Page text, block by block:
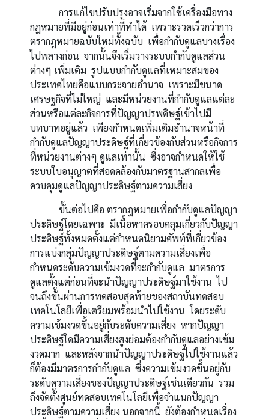
การแก้ไขปรับปรุงอาจเริ่มจากใช้เครื่องมือทาง
กฎหมายที่มีอยู่ก่อนเท่าที่ทำได้ เพราะรวดเร็วกว่าการ
ตรากฎหมายฉบับใหม่ทั้งฉบับ เพื่อกำกับดูแลบางเรื่อง
ไปพลางก่อน จากนั้นจึงเริ่มวางระบบกำกับดูแลส่วน
ต่างๆ เพิ่มเติม รูปแบบกำกับดูแลที่เหมาะสมของ
ประเทศไทยคือแบบกระจายอำนาจ เพราะมีขนาด
เศรษฐกิจที่ไม่ใหญ่ และมีหน่วยงานที่กำกับดูแลแต่ละ
ส่วนหรือแต่ละกิจการที่ปัญญาปรพดิษฐ์เข้าไปมี
บทบาทอยู่แล้ว เพียงกำหนดเพิ่มเติมอำนาจหน้าที่
กำกับดูแลปัญญาประดิษฐ์ที่เกี่ยวข้องกับส่วนหรือกิจการ
ที่หน่วยงานต่างๆ ดูแลเท่านั้น ซึ่งอาจกำหนดให้ใช้
ระบบใบอนุญาตที่สอดคล้องกับมาตรฐานสากลเพื่อ
ควบคุมดูแลปัญญาประดิษฐ์ตามความเสี่ยง
ขั้นต่อไปคือ ตรากฎหมายเพื่อกำกับดูแลปัญญา
ประดิษฐ์โดยเฉพาะ มีเนื้อหาครอบคลุมเกี่ยวกับปัญญา
ประดิษฐ์ทั้งหมดตั้งแต่กำหนดนิยามศัพท์ที่เกี่ยวข้อง
การแบ่งกลุ่มปัญญาประดิษฐ์ตามความเสี่ยงเพื่อ
กำหนดระดับความเข้มงวดที่จะกำกับดูแล มาตรการ
ดูแลตั้งแต่ก่อนที่จะนำปัญญาประดิษฐ์มาใช้งาน ไป
จนถึงขั้นผ่านการทดสอบสุดท้ายของสถาบันทดสอบ
เทคโนโลยีเพื่อเตรียมพร้อมนำไปใช้งาน โดยระดับ
ความเข้มงวดขึ้นอยู่กับระดับความเสี่ยง หากปัญญา
ประดิษฐ์ใดมีความเสี่ยงสูงย่อมต้องกำกับดูแลอย่างเข้ม
งวดมาก และหลังจากนำปัญญาประดิษฐ์ไปใช้งานแล้ว
ก็ต้องมีมาตรการกำกับดูแล ซึ่งความเข้มงวดขึ้นอยู่กับ
ระดับความเสี่ยงของปัญญาประดิษฐ์เช่นเดียวกัน รวม
ถึงจัดตั้งศูนย์ทดสอบเทคโนโลยีเพื่อจำแนกปัญญา
ประดิษฐ์ตามความเสี่ยง นอกจากนี้ ยังต้องกำหนดเรื่อง